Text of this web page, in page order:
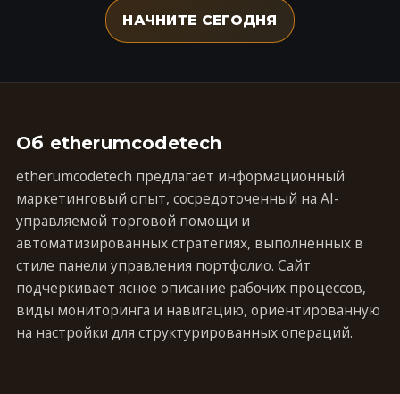
НАЧНИТЕ СЕГОДНЯ
Об etherumcodetech
etherumcodetech предлагает информационный
маркетинговый опыт, сосредоточенный на AI-
управляемой торговой помощи и
автоматизированных стратегиях, выполненных в
стиле панели управления портфолио. Сайт
подчеркивает ясное описание рабочих процессов,
виды мониторинга и навигацию, ориентированную
на настройки для структурированных операций.